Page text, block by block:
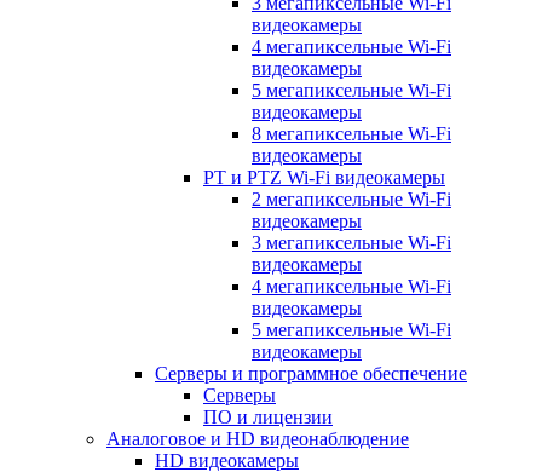
видеокамеры
4 мегапиксельные Wi-Fi
видеокамеры
5 мегапиксельные Wi-Fi
видеокамеры
8 мегапиксельные Wi-Fi
видеокамеры
PT и PTZ Wi-Fi видеокамеры
2 мегапиксельные Wi-Fi
видеокамеры
3 мегапиксельные Wi-Fi
видеокамеры
4 мегапиксельные Wi-Fi
видеокамеры
5 мегапиксельные Wi-Fi
видеокамеры
Серверы и программное обеспечение
Серверы
ПО и лицензии
Аналоговое и HD видеонаблюдение
HD видеокамеры